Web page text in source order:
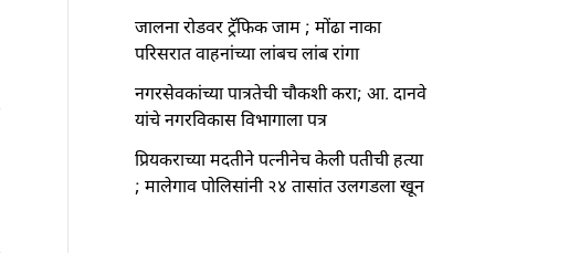
जालना रोडवर ट्रॅफिक जाम ; मोंढा नाका
परिसरात वाहनांच्या लांबच लांब रांगा
नगरसेवकांच्या पात्रतेची चौकशी करा; आ. दानवे
यांचे नगरविकास विभागाला पत्र
प्रियकराच्या मदतीने पत्नीनेच केली पतीची हत्या
; मालेगाव पोलिसांनी २४ तासांत उलगडला खून